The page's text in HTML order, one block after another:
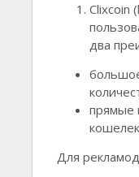
Сlixcoin
два
прямые
Для